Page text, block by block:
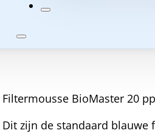
Filtermousse BioMaster 20
Dit zijn de standaard